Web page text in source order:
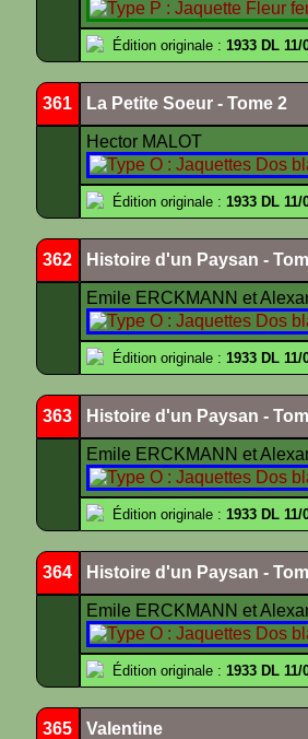
Édition originale : 1933 DL 11/
361 La Petite Soeur - Tome 2
Hector MALOT
Édition originale : 1933 DL 11/
362 Histoire d'un Paysan -
Emile ERCKMANN et
Édition originale : 1933 DL 11/
363 Histoire d'un Paysan -
Emile ERCKMANN et
Édition originale : 1933 DL 11/
364 Histoire d'un Paysan -
Emile ERCKMANN et
Édition originale : 1933 DL 11/
365 Valentine